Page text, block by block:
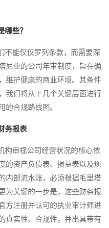
哪些？
能仅仅罗列条款，而需要深
尼亚的公司年审制度，旨在确
维护健康的商业环境。其条件
我们将从十几个关键层面进行
的合规路线图。
务报表
审视公司经营状况的核心依
的资产负债表、损益表以及现
内部流水账，必须根据毛里塔
为关键的一步是，这些财务报
方注册并认可的执业审计师进
真实性、合规性，并出具带有